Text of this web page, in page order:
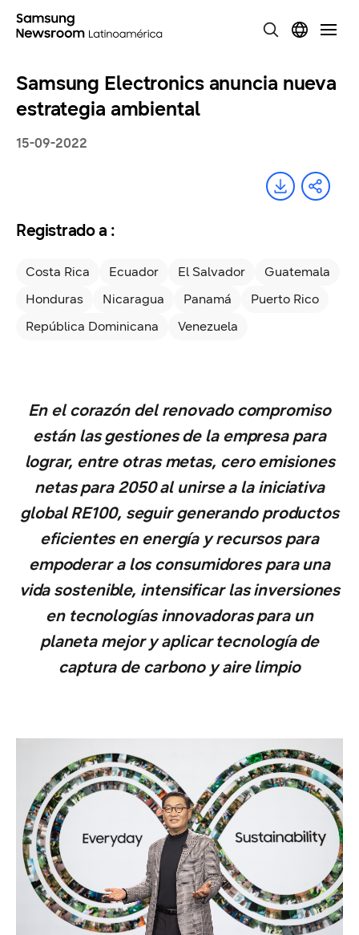
Samsung Electronics anuncia nueva
estrategia ambiental
15-09-2022
Registrado a :
Costa Rica Ecuador El Salvador
Guatemala
Honduras
Nicaragua Panamá
Puerto Rico
República Dominicana
Venezuela
En el corazón del renovado compromiso
están las gestiones de la empresa para
lograr, entre otras metas, cero emisiones
netas para 2050 al unirse a la iniciativa
global RE100, seguir generando productos
eficientes en energía y recursos para
empoderar a los consumidores para una
vida sostenible, intensificar las inversiones
en tecnologías innovadoras para un
planeta mejor y aplicar tecnología de
captura de carbono y aire limpio